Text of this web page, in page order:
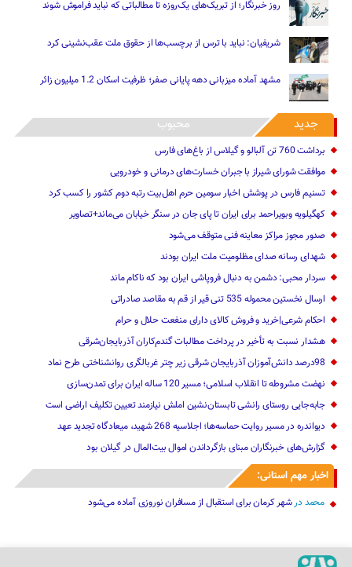
روز خبرنگار؛ از تبریک‌های یک‌روزه تا مطالباتی که نباید فراموش شوند
شریفیان: نباید با ترس از برچسب‌ها از حقوق ملت عقب‌نشینی کرد
مشهد آماده میزبانی دهه پایانی صفر؛ ظرفیت اسکان 1.2 میلیون زائر
جدید محبوب
برداشت 760 تن آلبالو و گیلاس از باغ‌های فارس
موافقت شورای شیراز با جبران خسارت‌های درمانی و خودرویی
تسنیم فارس در پوشش اخبار سومین حرم اهل‌بیت رتبه دوم کشور را کسب کرد
کهگیلویه وبویراحمد برای ایران تا پای جان در سنگر خیابان می‌ماند+تصاویر
صدور مجوز مراکز معاینه فنی متوقف می‌شود
شهدای رسانه صدای مظلومیت ملت ایران بودند
سردار محبی: دشمن به دنبال فروپاشی ایران بود که ناکام ماند
ارسال نخستین محموله 535 تنی قیر از قم به مقاصد صادراتی
احکام شرعی|خرید و فروش کالای دارای منفعت حلال و حرام
هشدار نسبت به تأخیر در پرداخت مطالبات گندم‌کاران آذربایجان‌شرقی
98درصد دانش‌آموزان آذربایجان شرقی زیر چتر غربالگری روانشناختی طرح نماد
نهضت مشروطه تا انقلاب اسلامی؛ مسیر 120 ساله ایران برای تمدن‌سازی
جابه‌جایی روستای رانشی تابستان‌نشین املش نیازمند تعیین تکلیف اراضی است
دیواندره در مسیر روایت حماسه‌ها؛ اجلاسیه 268 شهید، میعادگاه تجدید عهد
گزارش‌های خبرنگاران مبنای بازگرداندن اموال بیت‌المال در گیلان بود
اخبار مهم استانی:
محمد درشهر کرمان برای استقبال از مسافران نوروزی آماده می‌شود